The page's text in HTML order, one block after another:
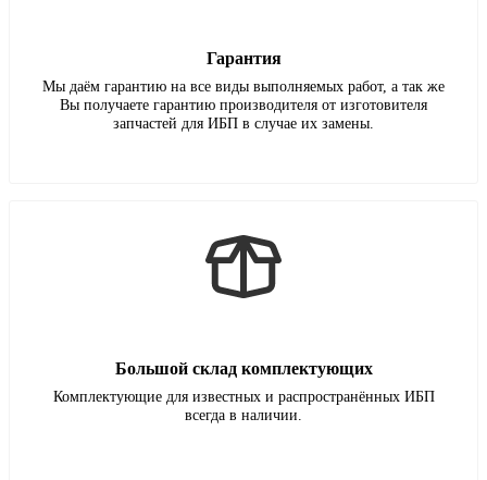
Гарантия
Мы даём гарантию на все виды выполняемых работ, а так же
Вы получаете гарантию производителя от изготовителя
запчастей для ИБП в случае их замены.
Большой склад комплектующих
Комплектующие для известных и распространённых ИБП
всегда в наличии.